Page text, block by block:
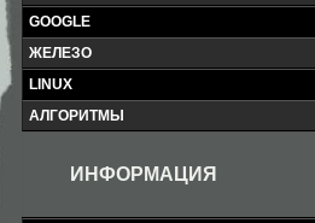
GOOGLE
ЖЕЛЕЗО
LINUX
АЛГОРИТМЫ
ИНФОРМАЦИЯ